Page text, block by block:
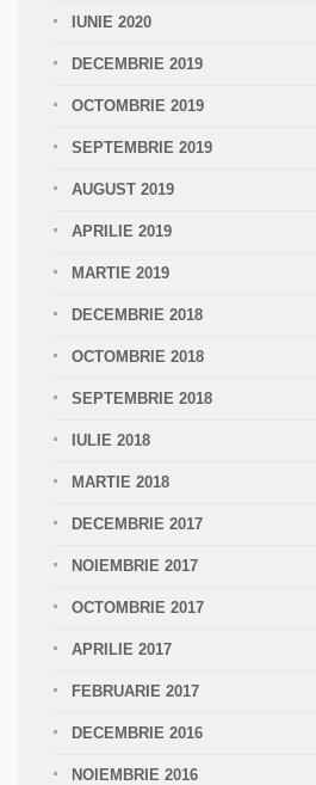
IUNIE 2020
DECEMBRIE 2019
OCTOMBRIE 2019
SEPTEMBRIE 2019
AUGUST 2019
APRILIE 2019
MARTIE 2019
DECEMBRIE 2018
OCTOMBRIE 2018
SEPTEMBRIE 2018
IULIE 2018
MARTIE 2018
DECEMBRIE 2017
NOIEMBRIE 2017
OCTOMBRIE 2017
APRILIE 2017
FEBRUARIE 2017
DECEMBRIE 2016
NOIEMBRIE 2016